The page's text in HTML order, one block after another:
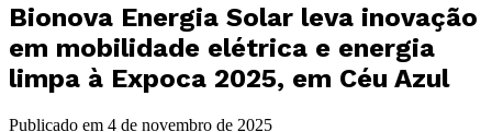
Bionova Energia Solar leva inovação
em mobilidade elétrica e energia
limpa à Expoca 2025, em Céu Azul
Publicado em 4 de novembro de 2025